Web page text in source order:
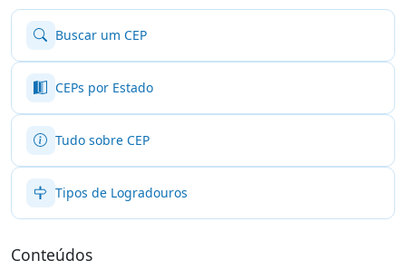
Buscar um CEP
CEPs por Estado
Tudo sobre CEP
Tipos de Logradouros
Conteúdos